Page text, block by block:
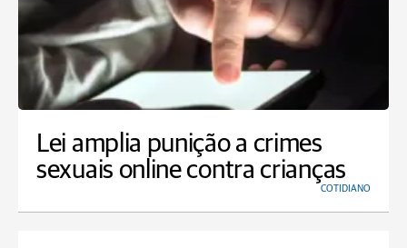
Lei amplia punição a crimes
sexuais online contra crianças
COTIDIANO